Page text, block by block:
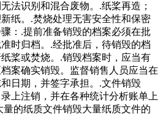
法识别和混合废物。.纸桨再造；
纸。.焚烧处理无害安全性和保密
：.提前准备销毁的档案必须在批
时归档。.经批准后，待销毁的档
桨或焚烧。.销毁档案时，应当有
案确实销毁。监督销售人员应当在
日期，并签字承担。.文件销毁
上注销，并在各种统计分析账单上
的纸质文件销毁大量纸质文件的